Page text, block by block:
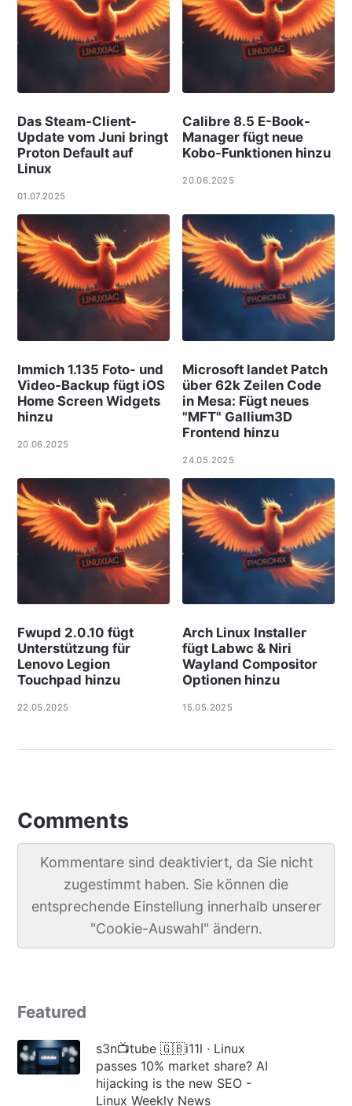
Das Steam-Client-
Update vom Juni bringt
Proton Default auf
Linux
01.07.2025
Calibre 8.5 E-Book-
Manager fügt neue
Kobo-Funktionen hinzu
20.06.2025
Immich 1.135 Foto- und
Video-Backup fügt iOS
Home Screen Widgets
hinzu
20.06.2025
Microsoft landet Patch
über 62k Zeilen Code
in Mesa: Fügt neues
"MFT" Gallium3D
Frontend hinzu
24.05.2025
Fwupd 2.0.10 fügt
Unterstützung für
Lenovo Legion
Touchpad hinzu
22.05.2025
Arch Linux Installer
fügt Labwc & Niri
Wayland Compositor
Optionen hinzu
15.05.2025
Comments
Kommentare sind deaktiviert, da Sie nicht
zugestimmt haben. Sie können die
entsprechende Einstellung innerhalb unserer
"Cookie-Auswahl" ändern.
Featured
s3n📺tube 🇬🇧i11l · Linux
passes 10% market share? AI
hijacking is the new SEO -
Linux Weekly News